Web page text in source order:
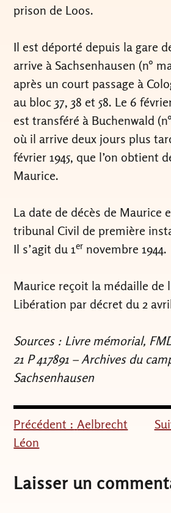
prison de Loos.
Il est déporté depuis la gare
arrive à Sachsenhausen (n°
après un court passage à
au bloc 37, 38 et 58. Le 6
est transféré à Buchenwald
où il arrive deux jours plus
février 1945, que l’on obtient
Maurice.
La date de décès de Maurice
tribunal Civil de première
Il s’agit du 1er novembre 1944.
Maurice reçoit la médaille de
Libération par décret du 2
Sources : Livre mémorial,
21 P 417891 – Archives du
Sachsenhausen
Navigation
de
l’article
Précédent : Aelbrecht
Léon
Laisser un